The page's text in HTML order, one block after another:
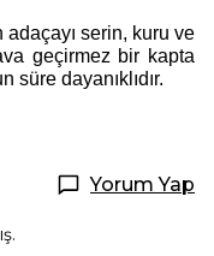
adaçayı serin, kuru ve
geçirmez bir kapta
süre dayanıklıdır.
Yorum Yap